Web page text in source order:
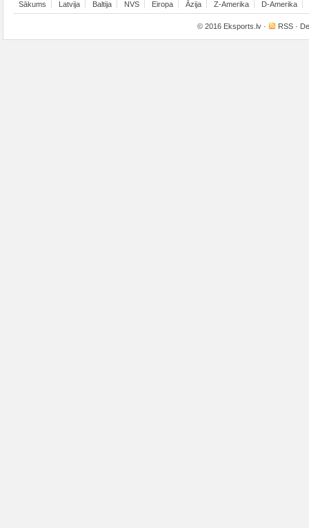
Sākums Latvija Baltija NVS Eiropa Āzija Z-Amerika D-Amerika
© 2016 Eksports.lv · RSS ·